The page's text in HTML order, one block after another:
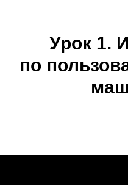
Урок 1.
по